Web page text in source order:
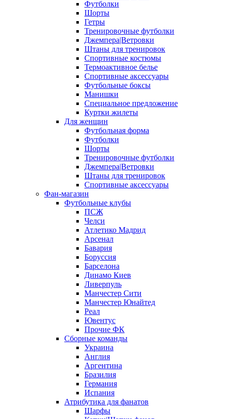
Футболки
Шорты
Гетры
Тренировочные футболки
Джемпера|Ветровки
Штаны для тренировок
Спортивные костюмы
Термоактивное белье
Спортивные аксессуары
Футбольные боксы
Манишки
Специальное предложение
Куртки жилеты
Для женщин
Футбольная форма
Футболки
Шорты
Тренировочные футболки
Джемпера|Ветровки
Штаны для тренировок
Спортивные аксессуары
Фан-магазин
Футбольные клубы
ПСЖ
Челси
Атлетико Мадрид
Арсенал
Бавария
Боруссия
Барселона
Динамо Киев
Ливерпуль
Манчестер Сити
Манчестер Юнайтед
Реал
Ювентус
Прочие ФК
Сборные команды
Украина
Англия
Аргентина
Бразилия
Германия
Испания
Атрибутика для фанатов
Шарфы